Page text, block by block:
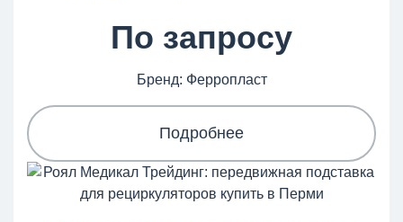
По запросу
Бренд: Ферропласт
Подробнее